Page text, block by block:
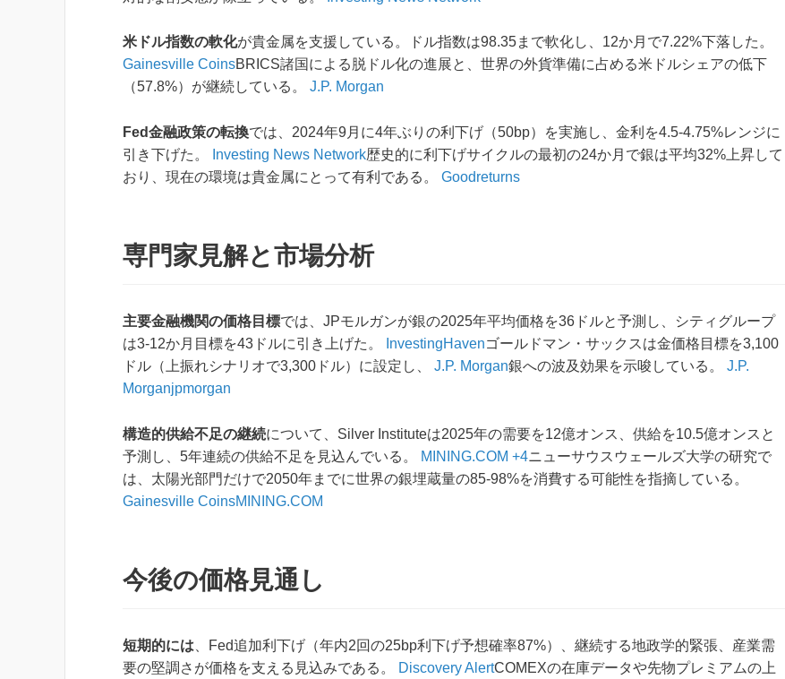
米ドル指数の軟化が貴金属を支援している。ドル指数は98.35まで軟化し、12か月で7.22%下落した。
Gainesville CoinsBRICS諸国による脱ドル化の進展と、世界の外貨準備に占める米ドルシェアの低下
（57.8%）が継続している。 J.P. Morgan
Fed金融政策の転換では、2024年9月に4年ぶりの利下げ（50bp）を実施し、金利を4.5-4.75%レンジに
引き下げた。
Investing News Network歴史的に利下げサイクルの最初の24か月で銀は平均32%上昇して
おり、現在の環境は貴金属にとって有利である。 Goodreturns
専門家見解と市場分析
主要金融機関の価格目標では、JPモルガンが銀の2025年平均価格を36ドルと予測し、シティグループ
は3-12か月目標を43ドルに引き上げた。
InvestingHavenゴールドマン・サックスは金価格目標を3,100
ドル（上振れシナリオで3,300ドル）に設定し、 J.P. Morgan銀への波及効果を示唆している。 J.P.
Morganjpmorgan
構造的供給不足の継続について、Silver Instituteは2025年の需要を12億オンス、供給を10.5億オンスと
予測し、5年連続の供給不足を見込んでいる。
MINING.COM +4ニューサウスウェールズ大学の研究で
は、太陽光部門だけで2050年までに世界の銀埋蔵量の85-98%を消費する可能性を指摘している。
Gainesville CoinsMINING.COM
今後の価格見通し
短期的には 、Fed追加利下げ（年内2回の25bp利下げ予想確率87%）、継続する地政学的緊張、産業需
要の堅調さが価格を支える見込みである。
Discovery AlertCOMEXの在庫データや先物プレミアムの上